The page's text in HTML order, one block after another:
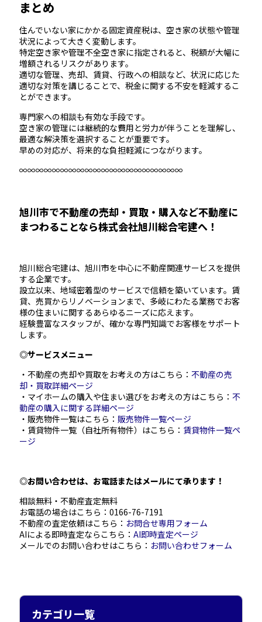
まとめ
住んでいない家にかかる固定資産税は、空き家の状態や管理
状況によって大きく変動します。
特定空き家や管理不全空き家に指定されると、税額が大幅に
増額されるリスクがあります。
適切な管理、売却、賃貸、行政への相談など、状況に応じた
適切な対策を講じることで、税金に関する不安を軽減するこ
とができます。
専門家への相談も有効な手段です。
空き家の管理には継続的な費用と労力が伴うことを理解し、
最適な解決策を選択することが重要です。
早めの対応が、将来的な負担軽減につながります。
∞∞∞∞∞∞∞∞∞∞∞∞∞∞∞∞∞∞∞∞
旭川市で不動産の売却・買取・購入など不動産に
まつわることなら株式会社旭川総合宅建へ！
旭川総合宅建は、旭川市を中心に不動産関連サービスを提供
する企業です。
設立以来、地域密着型のサービスで信頼を築いています。賃
貸、売買からリノベーションまで、多岐にわたる業務でお客
様の住まいに関するあらゆるニーズに応えます。
経験豊富なスタッフが、確かな専門知識でお客様をサポート
します。
◎サービスメニュー
・不動産の売却や買取をお考えの方はこちら： 不動産の売
却・買取詳細ページ
・マイホームの購入や住まい選びをお考えの方はこちら： 不
動産の購入に関する詳細ページ
・販売物件一覧はこちら： 販売物件一覧ページ
・賃貸物件一覧（自社所有物件）はこちら： 賃貸物件一覧ペ
ージ
◎お問い合わせは、お電話またはメールにて承ります！
相談無料・不動産査定無料
お電話の場合はこちら： 0166-76-7191
不動産の査定依頼はこちら： お問合せ専用フォーム
AIによる即時査定ならこちら： AI即時査定ページ
メールでのお問い合わせはこちら： お問い合わせフォーム
カテゴリ一覧